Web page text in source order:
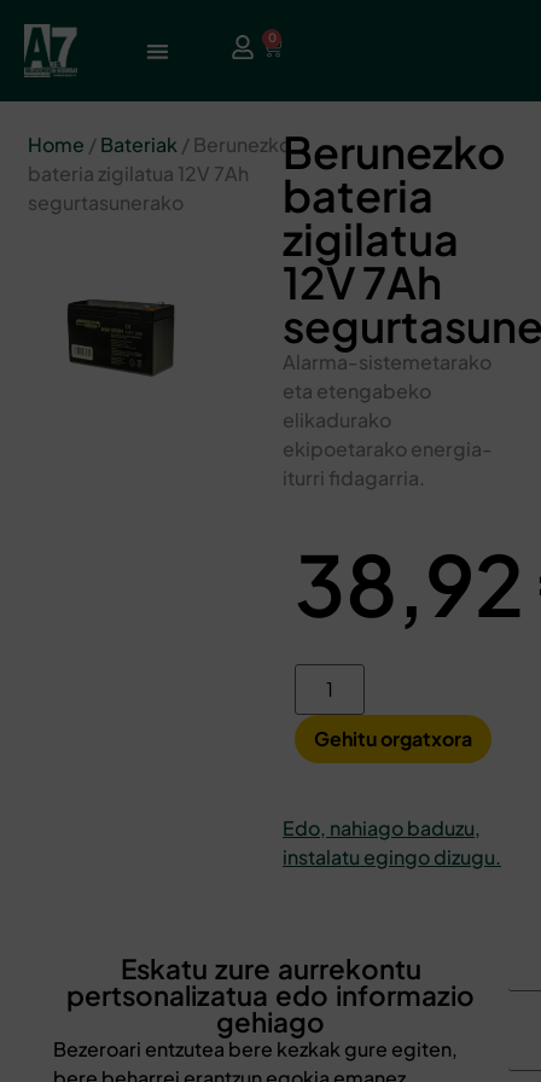
0
Home /Bateriak / Berunezko
bateria zigilatua 12V 7Ah
segurtasunerako
Berunezko
bateria
zigilatua
12V 7Ah
Alarma-sistemetarako
eta etengabeko
elikadurako
ekipoetarako energia-
iturri fidagarria.
38,92
Gehitu orgatxora
Edo, nahiago baduzu,
instalatu egingo dizugu.
Eskatu zure aurrekontu
pertsonalizatua edo informazio
gehiago
Bezeroari entzutea bere kezkak gure egiten,